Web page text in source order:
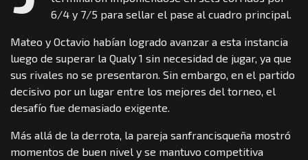
6/4 y 7/5 para sellar el pase al cuadro principal.
Mateo y Octavio habían logrado avanzar a esta instancia
luego de superar la Qualy 1 sin necesidad de jugar, ya que
sus rivales no se presentaron. Sin embargo, en el partido
decisivo por un lugar entre los mejores del torneo, el
desafío fue demasiado exigente.
Más allá de la derrota, la pareja sanfrancisqueña mostró
momentos de buen nivel y se mantuvo competitiva